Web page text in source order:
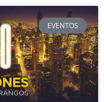
EVENTOS